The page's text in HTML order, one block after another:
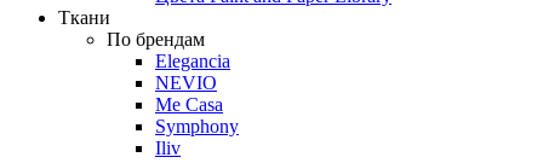
Ткани
По брендам
Elegancia
NEVIO
Me Casa
Symphony
Iliv